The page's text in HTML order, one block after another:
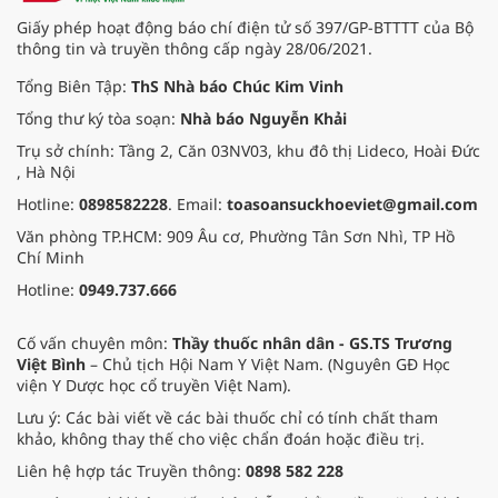
vững của đất nước.
Giấy phép hoạt động báo chí điện tử số 397/GP-BTTTT của Bộ
thông tin và truyền thông cấp ngày 28/06/2021.
Tổng Biên Tập: ThS Nhà báo Chúc Kim Vinh
Tổng thư ký tòa soạn: Nhà báo Nguyễn Khải
Trụ sở chính: Tầng 2, Căn 03NV03, khu đô thị Lideco, Hoài Đức
, Hà Nội
Hotline: 0898582228. Email: toasoansuckhoeviet@gmail.com
Văn phòng TP.HCM: 909 Âu cơ, Phường Tân Sơn Nhì, TP Hồ
Chí Minh
Hotline: 0949.737.666
Cố vấn chuyên môn: Thầy thuốc nhân dân - GS.TS Trương
Việt Bình – Chủ tịch Hội Nam Y Việt Nam. (Nguyên GĐ Học
viện Y Dược học cổ truyền Việt Nam).
Lưu ý: Các bài viết về các bài thuốc chỉ có tính chất tham
khảo, không thay thế cho việc chẩn đoán hoặc điều trị.
Liên hệ hợp tác Truyền thông: 0898 582 228